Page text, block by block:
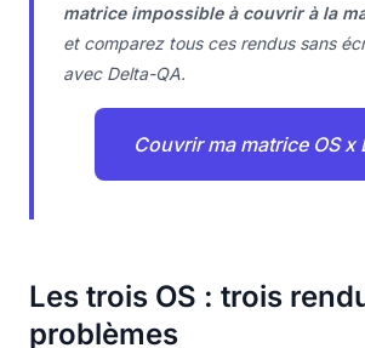
matrice impossible à couvrir à la
et comparez tous ces rendus sans
avec Delta-QA.
Couvrir ma matrice OS x
Les trois OS : trois
problèmes